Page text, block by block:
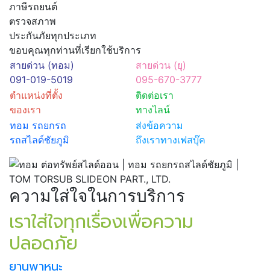
ภาษีรถยนต์
ตรวจสภาพ
ประกันภัยทุกประเภท
ขอบคุณทุกท่านที่เรียกใช้บริการ
สายด่วน (ทอม)
091-019-5019
สายด่วน (ยุ)
095-670-3777
ตำแหน่งที่ตั้ง
ของเรา
ติดต่อเรา
ทางไลน์
ทอม รถยกรถ
รถสไลด์ชัยภูมิ
ส่งข้อความ
ถึงเราทางเฟสบุ๊ค
ความใส่ใจในการบริการ
เราใส่ใจทุกเรื่องเพื่อความ
ปลอดภัย
ยานพาหนะ